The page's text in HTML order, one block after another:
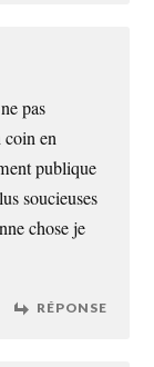
pas
coin en
publique
soucieuses
chose je
RÉPONSE